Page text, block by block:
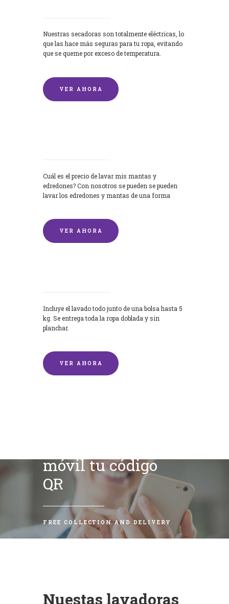
Nuestras secadoras son totalmente eléctricas, lo
que las hace más seguras para tu ropa, evitando
que se queme por exceso de temperatura.
VER AHORA
Cuál es el precio de lavar mis mantas y
edredones? Con nosotros se pueden se pueden
lavar los edredones y mantas de una forma
VER AHORA
Incluye el lavado todo junto de una bolsa hasta 5
kg. Se entrega toda la ropa doblada y sin
planchar.
VER AHORA
móvil tu código
QR
FREE COLLECTION AND DELIVERY
Nuestas lavadoras